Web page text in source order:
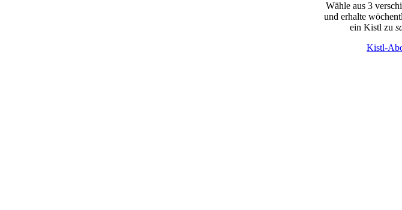
Wähle aus 3
und erhalte
ein Kistl zu
Kistl-